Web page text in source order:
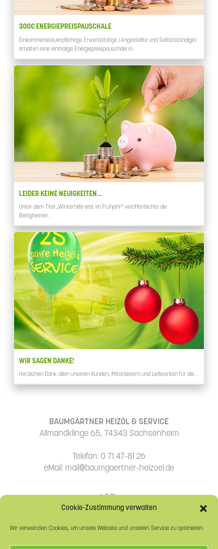
Cookie-Zustimmung verwalten
Wir verwenden Cookies, um unsere Website und unseren Service zu optimieren.
300€ ENERGIEPREISPAUSCHALE
Einkommensteuerpflichtige Erwerbstätige (Angestellte und Selbstständige)
erhalten eine einmalige Energiepreispauschale in…
LEIDER KEINE NEUIGKEITEN…
Unter dem Titel „Winterhilfe erst im Frühjahr“ veröffentlichte die
Bietigheimer…
WIR SAGEN DANKE!
Herzlichen Dank allen unseren Kunden, Mitarbeitern und Lieferanten für die…
BAUMGÄRTNER HEIZÖL & SERVICE
Allmandklinge 65, 74343 Sachsenheim
Telefon: 0 71 47-81 26
eMail: mail@baumgaertner-heizoel.de